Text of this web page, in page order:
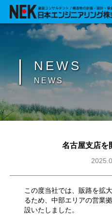
NEWS
NEWS
名古屋支店を
この度当社では、販路を拡
るため、中部エリアの営業
設いたしました。